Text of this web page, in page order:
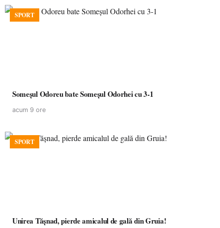
SPORT
Someșul Odoreu bate Someșul Odorhei cu 3-1
acum 9 ore
SPORT
Unirea Tășnad, pierde amicalul de gală din Gruia!